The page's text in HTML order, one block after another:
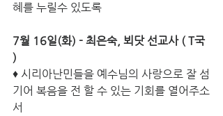
혜를 누릴수 있도록
7월 16일(화) - 최은숙, 뵈닷 선교사 ( T국
)
♦ 시리아난민들을 예수님의 사랑으로 잘 섬
기어 복음을 전 할 수 있는 기회를 열어주소
서